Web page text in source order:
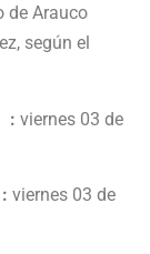
de Arauco
según el
: viernes 03 de
viernes 03 de